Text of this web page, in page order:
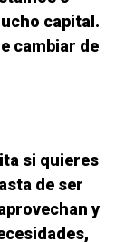
capital.
cambiar de
si quieres
de ser
y